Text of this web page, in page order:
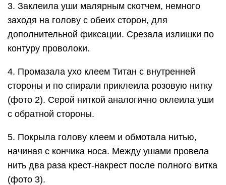
3. Заклеила уши малярным скотчем, немного
заходя на голову с обеих сторон, для
дополнительной фиксации. Срезала излишки по
контуру проволоки.
4. Промазала ухо клеем Титан с внутренней
стороны и по спирали приклеила розовую нитку
(фото 2). Серой ниткой аналогично оклеила уши
с обратной стороны.
5. Покрыла голову клеем и обмотала нитью,
начиная с кончика носа. Между ушами провела
нить два раза крест-накрест после полного витка
(фото 3).